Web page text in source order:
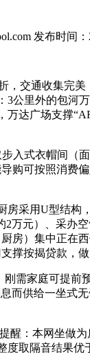
发布时间：
通收集完
公里外的包
达广场支撑
式衣帽间（
购可按照消
用U型结构
元）、采办
房）集中正
按揭贷款，
家庭可提前
而供给一坐式
：本网坐做
取隔音结果